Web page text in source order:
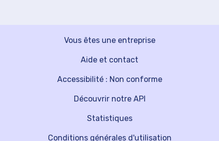
Vous êtes une entreprise
Découvrir notre API
Aide et contact
Statistiques
Accessibilité : Non conforme
Conditions générales d'utilisation